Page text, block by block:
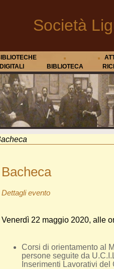
Società
DIGITALI
BIBLIOTECA
Bacheca
Dettagli evento
Venerdì 22 maggio 2020, alle
Corsi di orientamento al
persone seguite da
Inserimenti Lavorativi